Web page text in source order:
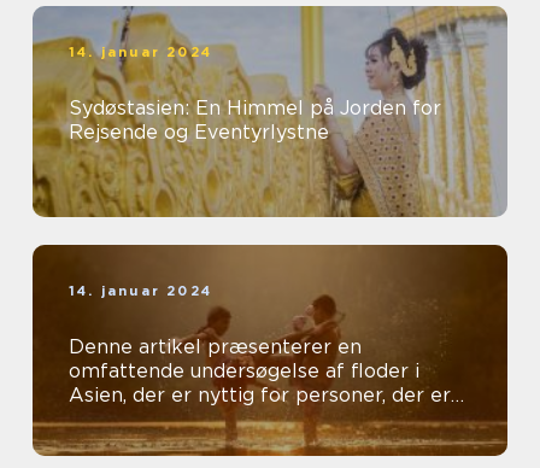
14. januar 2024
Sydøstasien: En Himmel på Jorden for
Rejsende og Eventyrlystne
14. januar 2024
Denne artikel præsenterer en
omfattende undersøgelse af floder i
Asien, der er nyttig for personer, der er
generelt interesseret i emnet